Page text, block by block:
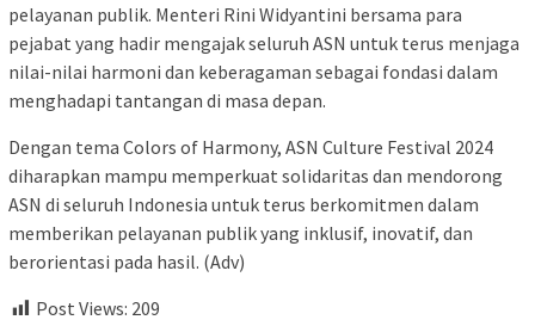
pelayanan publik. Menteri Rini Widyantini bersama para
pejabat yang hadir mengajak seluruh ASN untuk terus menjaga
nilai-nilai harmoni dan keberagaman sebagai fondasi dalam
menghadapi tantangan di masa depan.
Dengan tema Colors of Harmony, ASN Culture Festival 2024
diharapkan mampu memperkuat solidaritas dan mendorong
ASN di seluruh Indonesia untuk terus berkomitmen dalam
memberikan pelayanan publik yang inklusif, inovatif, dan
berorientasi pada hasil. (Adv)
Post Views: 209